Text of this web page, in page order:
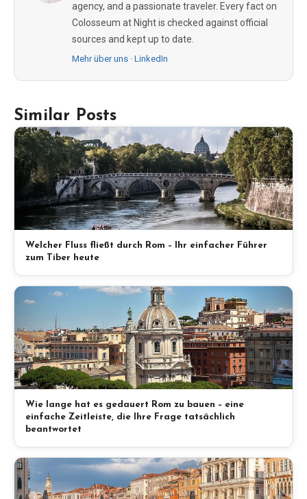
agency, and a passionate traveler. Every fact on
Colosseum at Night is checked against official
sources and kept up to date.
Mehr über uns · LinkedIn
Similar Posts
Welcher Fluss fließt durch Rom – Ihr einfacher Führer
zum Tiber heute
Wie lange hat es gedauert Rom zu bauen – eine
einfache Zeitleiste, die Ihre Frage tatsächlich
beantwortet